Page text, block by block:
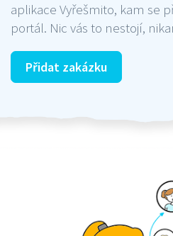
aplikace Vyřešmito, kam se
portál. Nic vás to nestojí,
Přidat zakázku